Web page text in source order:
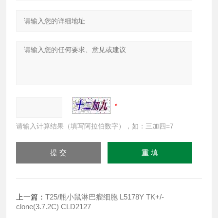
请输入计算结果（填写阿拉伯数字），如：三加四=7
上一篇：T25/瓶小鼠淋巴瘤细胞 L5178Y TK+/-
clone(3.7.2C) CLD2127